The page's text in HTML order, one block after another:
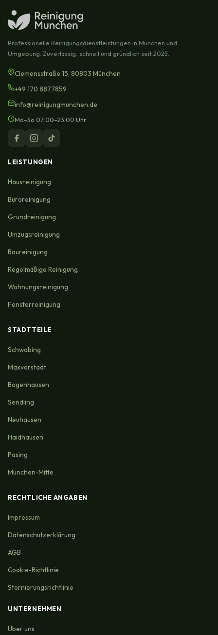
Professionelle Reinigungsdienstleistungen in München und
Umgebung. Zuverlässig, schnell und gründlich seit 2025.
Clemensstraße 15, 80803 München
+49 170 8877859
info@reinigungmunchen.de
Mo–So 07:00–23:00 Uhr
LEISTUNGEN
Hausreinigung
Büroreinigung
Grundreinigung
Umzugsreinigung
Baureinigung
Regelmäßige Reinigung
Wohnungsreinigung
Fensterreinigung
STADTTEILE
Schwabing
Maxvorstadt
Bogenhausen
Sendling
Neuhausen
Haidhausen
Pasing
München-Mitte
RECHTLICHE ANGABEN
Impressum
Datenschutzerklärung
AGB
Cookie-Richtlinie
Stornierungsrichtlinie
UNTERNEHMEN
Über uns